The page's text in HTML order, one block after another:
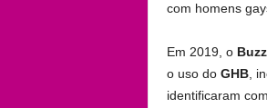
com homens
Em 2019, o
o uso do GHB,
identificaram